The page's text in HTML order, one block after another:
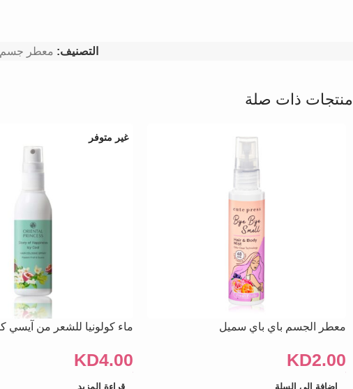
التصنيف: معطر
منتجات ذات صلة
معطر الجسم باي باي سميل
KD2.00
إضافة إلى السلة
غير متوفر
ماء كولونيا للشعر من آيسي كول –
KD4.00
قراءة المزيد